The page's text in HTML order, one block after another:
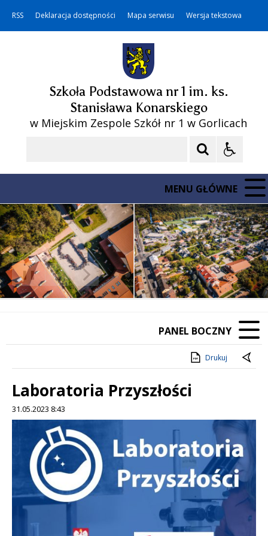
RSS Deklaracja dostępności Mapa serwisu Wersja tekstowa
Szkoła Podstawowa nr 1 im. ks.
Stanisława Konarskiego
w Miejskim Zespole Szkół nr 1 w Gorlicach
MENU GŁÓWNE
Poprzedni Element
Następny Element
❚❚
PANEL BOCZNY
Drukuj
Laboratoria Przyszłości
31.05.2023 8:43